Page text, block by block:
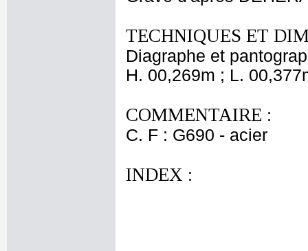
TECHNIQUES ET
Diagraphe et
H. 00,269m ; L.
COMMENTAIRE :
C. F : G690 - acier
INDEX :